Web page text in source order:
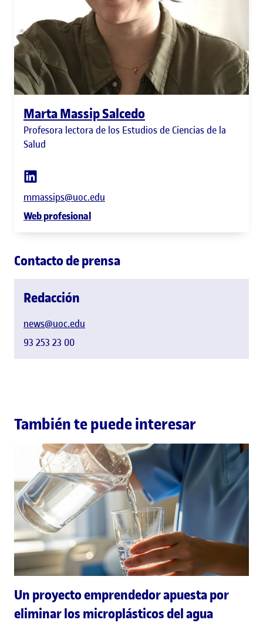
Marta Massip Salcedo
Profesora lectora de los Estudios de Ciencias de la
Salud
mmassips@uoc.edu
Web profesional
Contacto de prensa
Redacción
news@uoc.edu
93 253 23 00
También te puede interesar
Un proyecto emprendedor apuesta por
eliminar los microplásticos del agua